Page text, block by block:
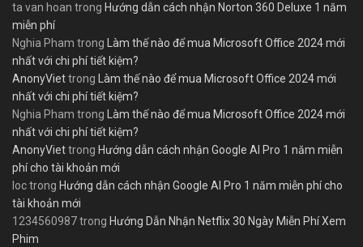
ta van hoan trong Hướng dẫn cách nhận Norton 360 Deluxe 1 năm
miễn phí
Nghia Pham trong Làm thế nào để mua Microsoft Office 2024 mới
nhất với chi phí tiết kiệm?
AnonyViettrong Làm thế nào để mua Microsoft Office 2024 mới
nhất với chi phí tiết kiệm?
Nghia Pham trong Làm thế nào để mua Microsoft Office 2024 mới
nhất với chi phí tiết kiệm?
AnonyViettrong Hướng dẫn cách nhận Google AI Pro 1 năm miễn
phí cho tài khoản mới
loctrong Hướng dẫn cách nhận Google AI Pro 1 năm miễn phí cho
tài khoản mới
1234560987trong Hướng Dẫn Nhận Netflix 30 Ngày Miễn Phí Xem
Phim